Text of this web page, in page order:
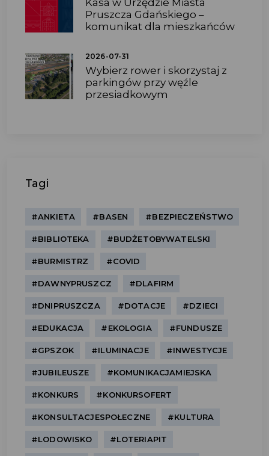
Kasa w Urzędzie Miasta
Pruszcza Gdańskiego –
komunikat dla mieszkańców
2026-07-31
Wybierz rower i skorzystaj z
parkingów przy węźle
przesiadkowym
Tagi
#ANKIETA #BASEN #BEZPIECZEŃSTWO
#BIBLIOTEKA #BUDŻETOBYWATELSKI
#BURMISTRZ #COVID
#DAWNYPRUSZCZ #DLAFIRM
#DNIPRUSZCZA #DOTACJE #DZIECI
#EDUKACJA #EKOLOGIA #FUNDUSZE
#GPSZOK #ILUMINACJE #INWESTYCJE
#JUBILEUSZE #KOMUNIKACJAMIEJSKA
#KONKURS #KONKURSOFERT
#KONSULTACJESPOŁECZNE #KULTURA
#LODOWISKO #LOTERIAPIT